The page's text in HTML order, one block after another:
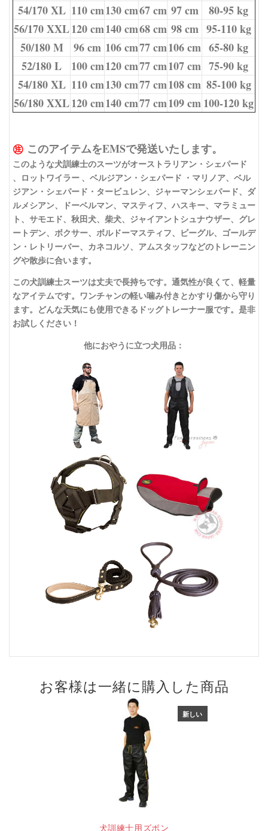
54/170 XL 110 cm130 cm67 cm 97 cm
80-95 kg
56/170 XXL120 cm140 cm68 cm 98 cm 95-110 kg
50/180 M
96 cm 106 cm77 cm106 cm 65-80 kg
52/180 L
100 cm120 cm77 cm107 cm 75-90 kg
54/180 XL 110 cm130 cm77 cm108 cm 85-100 kg
56/180 XXL120 cm140 cm77 cm109 cm100-120 kg
㊟ このアイテムをEMSで発送いたします。
このような犬訓練士のスーツがオーストラリアン・シェパード
、ロットワイラー 、ベルジアン・シェパード ・マリノア、ベル
ジアン・シェパード・タービュレン、ジャーマンシェパード、ダ
ルメシアン、ドーベルマン、マスティフ、ハスキー、マラミュー
ト、サモエド、秋田犬、柴犬、ジャイアントシュナウザー、グレ
ートデン、ボクサー、ボルドーマスティフ、ビーグル、ゴールデ
ン・レトリーバー、カネコルソ、アムスタッフなどのトレーニン
グや散歩に合います。
この犬訓練士スーツは丈夫で長持ちです。通気性が良くて、軽量
なアイテムです。ワンチャンの軽い噛み付きとかすり傷から守り
ます。どんな天気にも使用できるドッグトレーナー服です。是非
お試しください！
他におやうに立つ犬用品：
お客様は一緒に購入した商品
新しい
犬訓練士用ズボン